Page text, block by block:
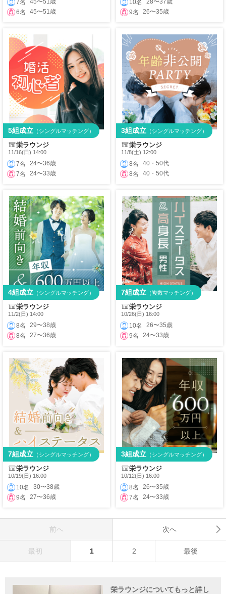
7名
45〜51歳
6名
45〜51歳
10名
28〜37歳
9名
26〜35歳
栄ラウンジ
11/16(日) 14:00
7名
24〜36歳
7名
24〜33歳
5組成立 （シングルマッチング）
栄ラウンジ
11/8(土) 12:00
8名
40・50代
8名
40・50代
3組成立 （シングルマッチング）
栄ラウンジ
11/2(日) 14:00
8名
29〜38歳
8名
27〜36歳
4組成立 （シングルマッチング）
栄ラウンジ
10/26(日) 16:00
10名
26〜35歳
9名
24〜33歳
7組成立 （複数マッチング）
栄ラウンジ
10/19(日) 16:00
10名
30〜38歳
9名
27〜36歳
7組成立 （シングルマッチング）
栄ラウンジ
10/12(日) 16:00
8名
26〜35歳
7名
24〜33歳
3組成立 （シングルマッチング）
前へ 次へ
最初 1 2 最後
栄ラウンジについてもっと詳し